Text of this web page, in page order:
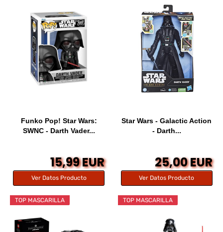
Funko Pop! Star Wars:
SWNC - Darth Vader...
15,99 EUR
Ver Datos Producto
Star Wars - Galactic Action
- Darth...
25,00 EUR
Ver Datos Producto
TOP MASCARILLA TOP MASCARILLA